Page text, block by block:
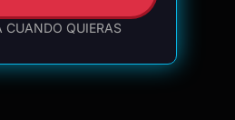
CUANDO QUIERAS